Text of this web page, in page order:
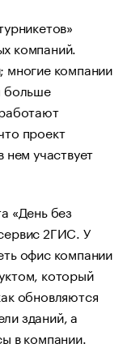
компаний.
многие компании
больше
проект
нем участвует
«День без
2ГИС. У
офис компании
который
обновляются
зданий, а
в компании.